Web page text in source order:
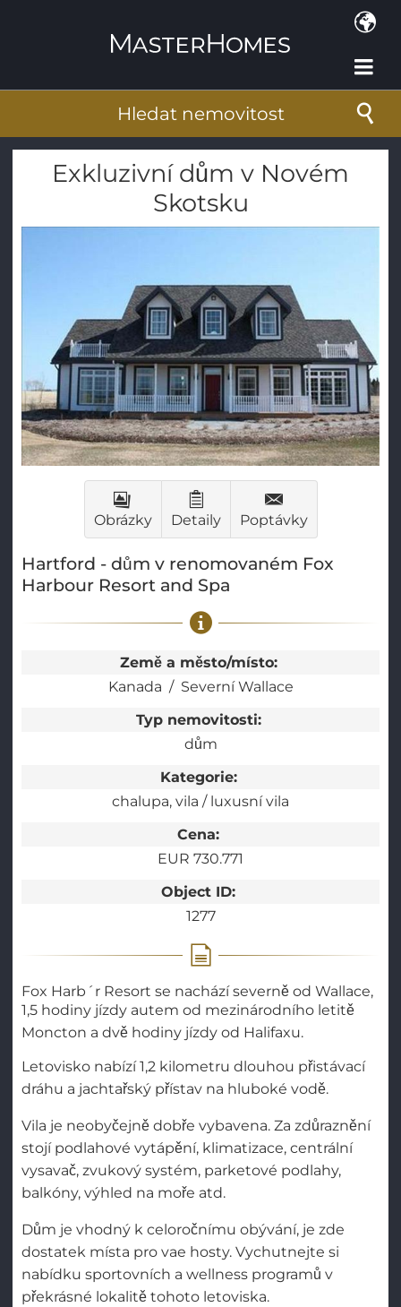
Hledat nemovitost
Exkluzivní dům v Novém
Skotsku
Obrázky Detaily Poptávky
Hartford - dům v renomovaném Fox
Harbour Resort and Spa
Země a město/místo:
Kanada
Severní Wallace
Typ nemovitosti:
dům
Kategorie:
chalupa vila / luxusní vila
Cena:
EUR 730.771
Object ID:
1277
Fox Harb´r Resort se nachází severně od Wallace,
1,5 hodiny jízdy autem od mezinárodního letitě
Moncton a dvě hodiny jízdy od Halifaxu.
Letovisko nabízí 1,2 kilometru dlouhou přistávací
dráhu a jachtařský přístav na hluboké vodě.
Vila je neobyčejně dobře vybavena. Za zdůraznění
stojí podlahové vytápění, klimatizace, centrální
vysavač, zvukový systém, parketové podlahy,
balkóny, výhled na moře atd.
Dům je vhodný k celoročnímu obývání, je zde
dostatek místa pro vae hosty. Vychutnejte si
nabídku sportovních a wellness programů v
překrásné lokalitě tohoto letoviska.